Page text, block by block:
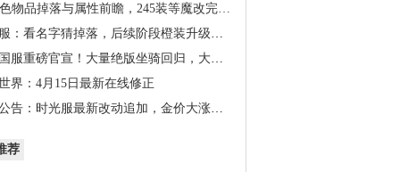
物品掉落与属性前瞻，245装等魔改完…
：看名字猜掉落，后续阶段橙装升级道…
服重磅官宣！大量绝版坐骑回归，大米…
界：4月15日最新在线修正
告：时光服最新改动追加，金价大涨！…
荐